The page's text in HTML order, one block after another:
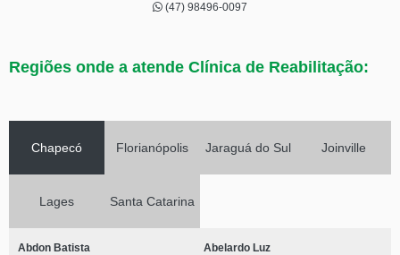
(47) 98496-0097
Regiões onde a atende Clínica de Reabilitação:
Chapecó Florianópolis Jaraguá do Sul Joinville
Lages Santa Catarina
Abdon Batista Abelardo Luz